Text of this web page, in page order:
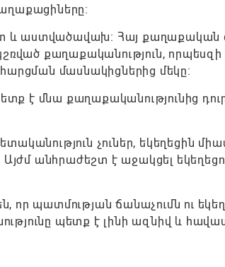
և աստվածավախ։ Հայ քաղաքական
քաղաքականություն, որպեսզի
մասնակիցներից մեկը։
է մնա քաղաքականությունից
չուներ, եկեղեցին
անհրաժեշտ է աջակցել
որ պատմության ճանաչումն ու
պետք է լինի ազնիվ և